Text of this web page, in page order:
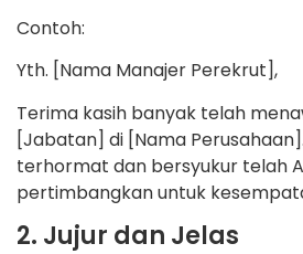
Contoh:
Yth. [Nama Manajer Perekrut],
Terima kasih banyak telah
[Jabatan] di [Nama
terhormat dan bersyukur telah
pertimbangkan untuk
2. Jujur dan Jelas